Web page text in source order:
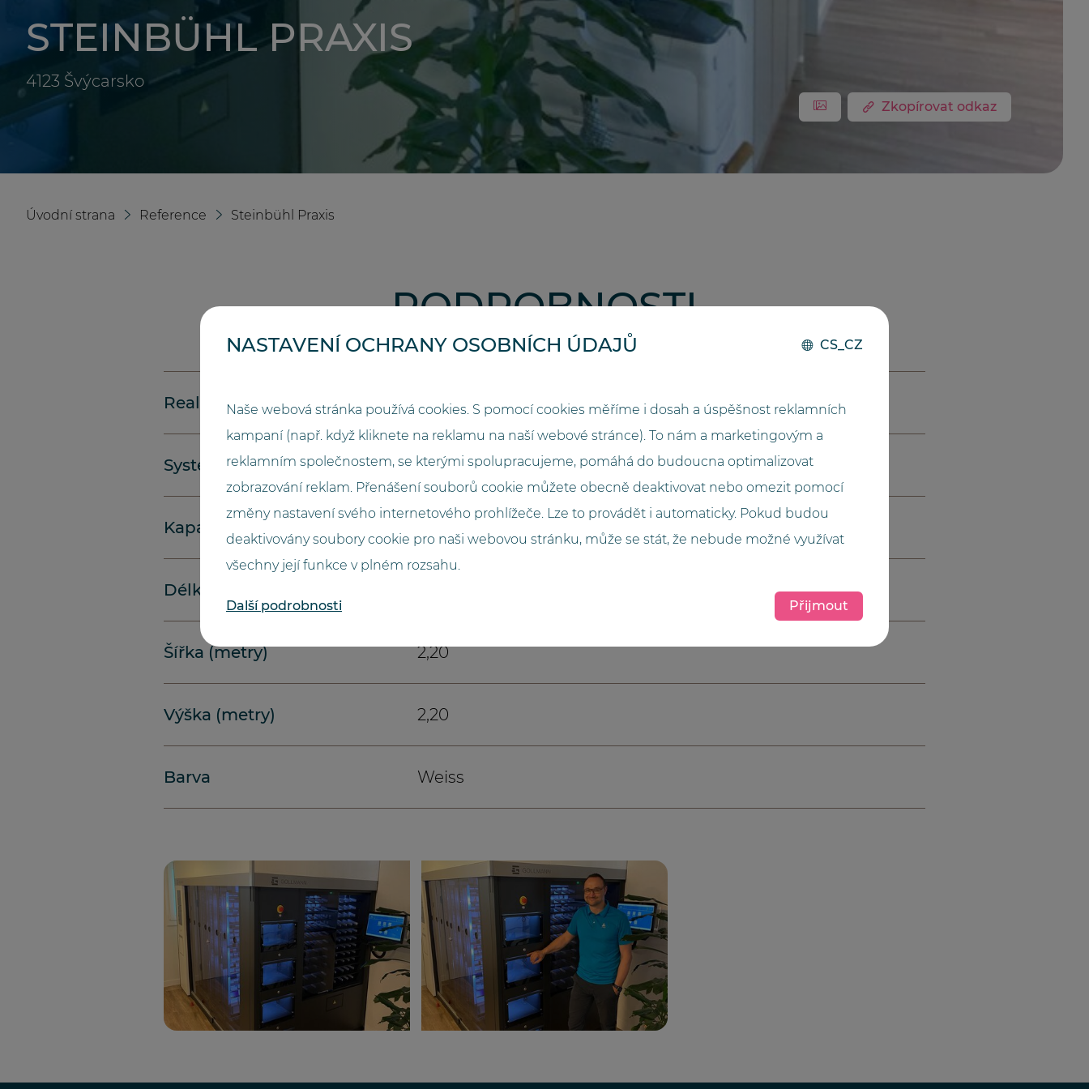
STEINBÜHL PRAXIS
4123 Švýcarsko
Zkopírovat odkaz
Úvodní strana Reference Steinbühl Praxis
PODROBNOSTI
Realizace 2023
Systém GO.compact
Kapacita
Délka (metry)
Šířka (metry) 2,20
Výška (metry) 2,20
Barva Weiss
NASTAVENÍ OCHRANY OSOBNÍCH ÚDAJŮ CS_CZ
Naše webová stránka používá cookies. S pomocí cookies měříme i dosah a úspěšnost reklamních
kampaní (např. když kliknete na reklamu na naší webové stránce). To nám a marketingovým a
reklamním společnostem, se kterými spolupracujeme, pomáhá do budoucna optimalizovat
zobrazování reklam. Přenášení souborů cookie můžete obecně deaktivovat nebo omezit pomocí
změny nastavení svého internetového prohlížeče. Lze to provádět i automaticky. Pokud budou
deaktivovány soubory cookie pro naši webovou stránku, může se stát, že nebude možné využívat
všechny její funkce v plném rozsahu.
Další podrobnosti Přijmout